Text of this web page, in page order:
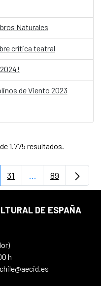
Naturales
crítica teatral
de Viento 2023
1.775 resultados.
Use TAB para
Página
31 ...PáginasPágina
89
DE ESPAÑA
h